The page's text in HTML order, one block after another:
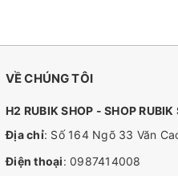
VỀ CHÚNG TÔI
H2 RUBIK SHOP - SHOP RUBIK
Địa chỉ: Số 164 Ngõ 33 Văn
Điện thoại: 0987414008